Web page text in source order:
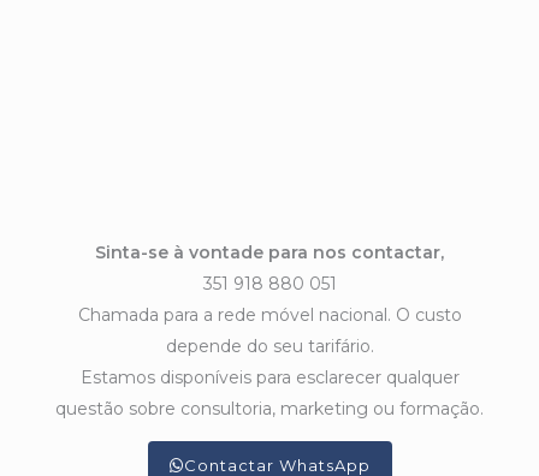
Sinta-se à vontade para nos contactar,
351 918 880 051
Chamada para a rede móvel nacional. O custo
depende do seu tarifário.
Estamos disponíveis para esclarecer qualquer
questão sobre consultoria, marketing ou formação.
Contactar WhatsApp